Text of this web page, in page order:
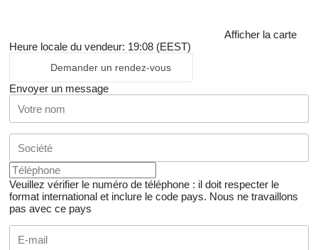
Afficher la carte
Heure locale du vendeur: 19:08 (EEST)
Demander un rendez-vous
Envoyer un message
Veuillez vérifier le numéro de téléphone : il doit respecter le
format international et inclure le code pays. Nous ne travaillons
pas avec ce pays